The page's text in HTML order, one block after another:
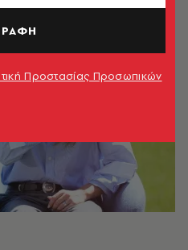
Προστασίας Προσωπικών